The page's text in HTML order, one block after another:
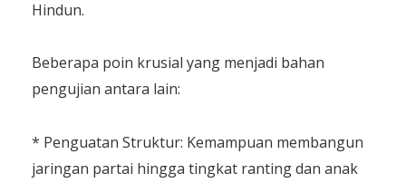
Hindun.
​Beberapa poin krusial yang menjadi bahan
pengujian antara lain:
​* Penguatan Struktur: Kemampuan membangun
jaringan partai hingga tingkat ranting dan anak